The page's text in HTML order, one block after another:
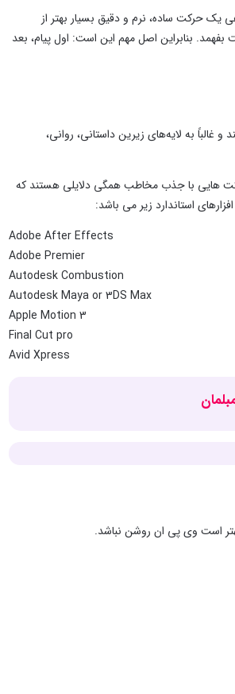
یک حرکت ساده، نرم و دقیق بسیار بهتر از
بنابراین اصل مهم این است: اول پیام، بعد
به لایه‌های زیرین داستانی، روانی،
افکت هایی با جذب مخاطب همگی دلایلی هستند که
استاندارد زیر می باشد:
Adobe After Effects
Adobe Premier
Autodesk Combustion
Autodesk Maya or 3DS Max
Apple Motion 3
Final Cut pro
Avid Xpress
است وی پی ان روشن نباشد.